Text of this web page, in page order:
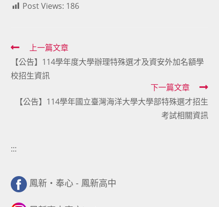
Post Views: 186
Read
more
articles
上一篇文章
【公告】114學年度大學辦理特殊選才及資安外加名額學
校招生資訊
下一篇文章
【公告】114學年國立臺灣海洋大學大學部特殊選才招生
考試相關資訊
:::
鳳新・奉心 - 鳳新高中